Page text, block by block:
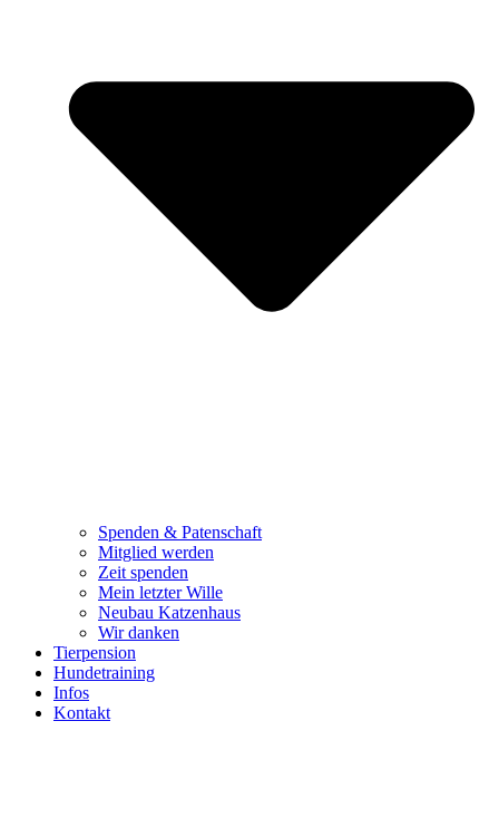
Spenden & Patenschaft
Mitglied werden
Zeit spenden
Mein letzter Wille
Neubau Katzenhaus
Wir danken
Tierpension
Hundetraining
Infos
Kontakt